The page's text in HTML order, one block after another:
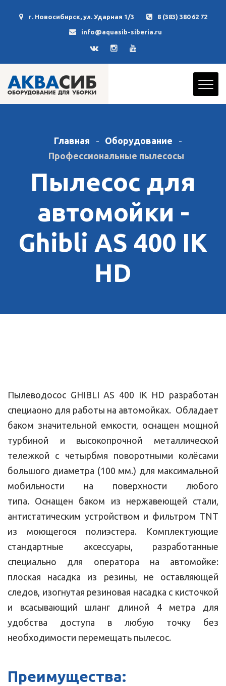
г. Новосибирск, ул. Ударная 1/3 8 (383) 380 62 72
info@aquasib-siberia.ru
Главная
Оборудование
Профессиональные пылесосы
Пылесос для
автомойки -
Ghibli AS 400 IK
HD
Пылеводосос GHIBLI AS 400 IK HD разработан
специаоно для работы на автомойках. Обладает
баком значительной емкости, оснащен мощной
турбиной и высокопрочной металлической
тележкой с четырбмя поворотными колёсами
большого диаметра (100 мм.) для максимальной
мобильности на поверхности любого
типа. Оснащен баком из нержавеющей стали,
антистатическим устройством и фильтром TNT
из моющегося полиэстера. Комплектующие
стандартные аксессуары, разработанные
специально для оператора на автомойке:
плоская насадка из резины, не оставляющей
следов, изогнутая резиновая насадка с кисточкой
и всасывающий шланг длиной 4 метра для
удобства доступа в любую точку без
необходимости перемещать пылесос.
Преимущества: